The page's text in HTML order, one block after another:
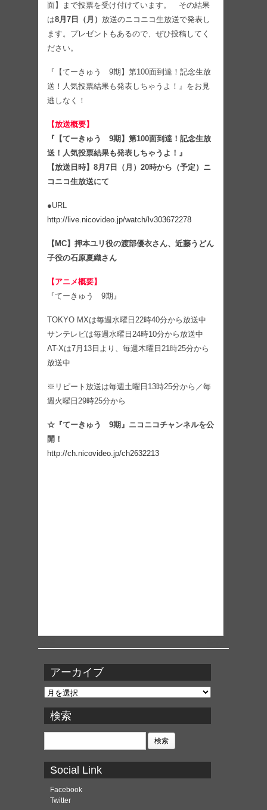
面】まで投票を受け付けています。 その結果
は8月7日（月） 放送のニコニコ生放送で発表し
ます。プレゼントもあるので、ぜひ投稿してく
ださい。
『【てーきゅう 9期】第100面到達！記念生放
送！人気投票結果も発表しちゃうよ！』をお見
逃しなく！
【放送概要】
『【てーきゅう 9期】第100面到達！記念生放
送！人気投票結果も発表しちゃうよ！』
【放送日時】8月7日（月）20時から（予定）ニ
コニコ生放送にて
●URL
http://live.nicovideo.jp/watch/lv303672278
【MC】押本ユリ役の渡部優衣さん、近藤うどん
子役の石原夏織さん
【アニメ概要】
『てーきゅう 9期』
TOKYO MXは毎週水曜日22時40分から放送中
サンテレビは毎週水曜日24時10分から放送中
AT-Xは7月13日より、毎週木曜日21時25分から
放送中
※リピート放送は毎週土曜日13時25分から／毎
週火曜日29時25分から
☆『てーきゅう 9期』ニコニコチャンネルを公
開！
http://ch.nicovideo.jp/ch2632213
アーカイブ
ア
カ
イ
ブ
検索
検
Social Link
Facebook
Twitter